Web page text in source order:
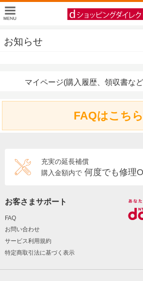
お知らせ
マイページ(購入履歴、領収書な
FAQはこちら
充実の延長補償
購入金額内で 何度でも修理
お客さまサポート
FAQ
お問い合わせ
サービス利用規約
特定商取引法に基づく表示